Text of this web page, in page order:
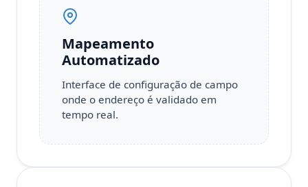
Mapeamento
Automatizado
Interface de configuração de campo
onde o endereço é validado em
tempo real.